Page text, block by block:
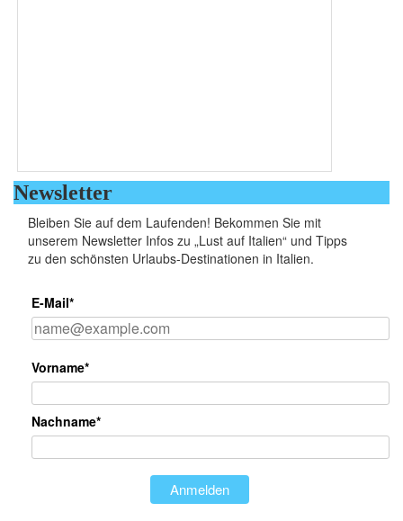
Newsletter
Bleiben Sie auf dem Laufenden! Bekommen Sie mit
unserem Newsletter Infos zu „Lust auf Italien“ und Tipps
zu den schönsten Urlaubs-Destinationen in Italien.
E-Mail*
Vorname*
Nachname*
Anmelden